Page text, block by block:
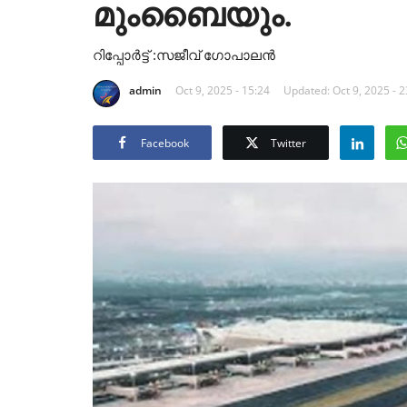
മുംബൈയും.
റിപ്പോർട്ട്‌ :സജീവ് ഗോപാലൻ
admin Oct 9, 2025 - 15:24 Updated: Oct 9, 2025 -
Facebook Twitter